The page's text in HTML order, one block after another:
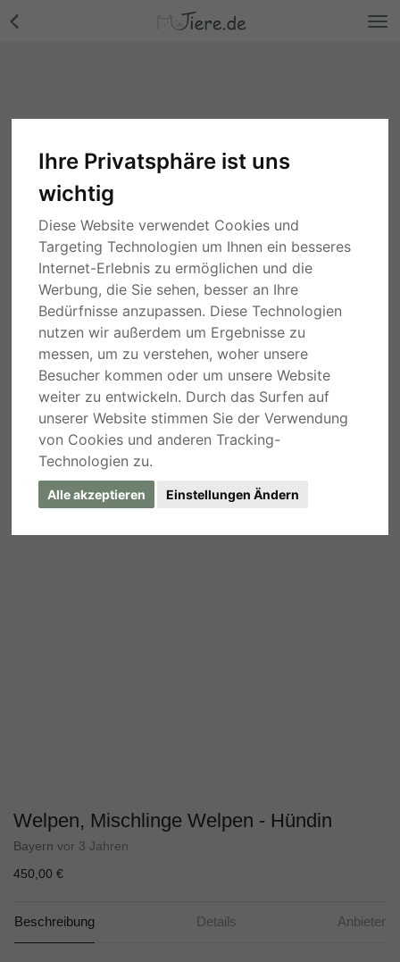
Ihre Privatsphäre ist uns
wichtig
Diese Website verwendet Cookies und
Targeting Technologien um Ihnen ein besseres
Internet-Erlebnis zu ermöglichen und die
Werbung, die Sie sehen, besser an Ihre
Bedürfnisse anzupassen. Diese Technologien
nutzen wir außerdem um Ergebnisse zu
messen, um zu verstehen, woher unsere
Besucher kommen oder um unsere Website
weiter zu entwickeln. Durch das Surfen auf
unserer Website stimmen Sie der Verwendung
von Cookies und anderen Tracking-
Technologien zu.
Alle akzeptieren Einstellungen Ändern
Welpen, Mischlinge Welpen - Hündin
Bayern vor 3 Jahren
450,00 €
Beschreibung Details Anbieter